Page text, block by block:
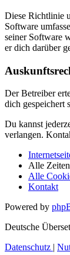
Diese Richtlinie
Software
seiner Software
er dich darüber
Der Betreiber
dich gespeichert
Du kannst
verlangen.
Alle
Alle
Kontakt
Powered by
Deutsche
Datenschutz |